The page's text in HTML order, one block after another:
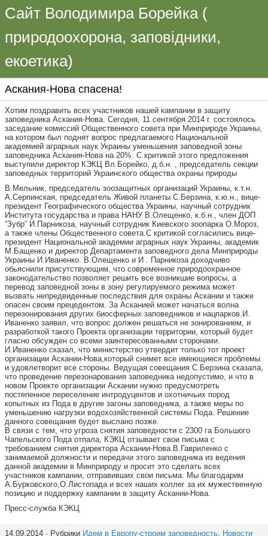
Сайт Володимира Борейка (
природоохорона, заповідники,
екоетика)
Аскания-Нова спасена!
Хотим поздравить всех участников нашей кампании в защиту
заповедника Аскания-Нова. Сегодня, 11 сентября 2014 г. состоялось
заседание комиссий Общественного совета при Минприроде Украины,
на котором был поднят вопрос предлагаемого Национальной
академией аграрных наук Украины уменьшения заповедной зоны
заповедника Аскания-Нова на 20%. С критикой этого предложения
выступили директор КЭКЦ Вл.Борейко, д.б.н. , председатель секции
заповедных территорий Украинского общества охраны природы
В.Мельник, председатель зоозащитных организаций Украины, к.т.н.
А.Серпинская, председатель Живой планеты С.Берзина, к.ю.н., вице-
президент Географического общества Украины, научный сотрудник
Института государства и права НАНУ В.Олещенко, к.б.н., член ДОП
“Зубр” И.Парникоза, научный сотрудник Киевского зоопарка О.Мороз,
а также члены Общественного совета.С критикой согласились вице-
президент Национальной академии аграрных наук Украины, академик
М.Бащенко и директор Департамента заповедного дела Минприроды
Украины И.Иваненко. В.Олещенко и И . Парникоза доходчиво
обьяснили присутствующим, что современное природоохранное
законодательство позволяет решить все возникшие вопросы, а
перевод заповедной зоны в зону регулируемого режима может
вызвать непредвиденные последствия для охраны Аскании и также
опасен своим прецедентом. За Асканией может начаться волна
перезонирования других биосферных заповедников и нацпарков.И.
Иваненко заявил, что вопрос должен решаться не зонированием, и
разработкой такого Проекта организации территории, который будет
гласно обсужден со всеми заинтересованными сторонами.
И.Иваненко сказал, что министерство утвердит только тот проект
организации Аскании-Нова,который снимет все имеющиеся проблемы
и удовлетворит все стороны. Ведущая совещания С.Берзина сказала,
что проведение перезонарования заповедника недопустимо, и что в
новом Проекте организации Аскании нужно предусмотреть
постепенное переселение интродуцентов и охотничьих пород
копытных из Пода в другие загоны заповедника, а также меры по
уменьшению нагрузки водохозяйственной системы Пода. Решение
данного совещания будет выслано позже.
В связи с тем, что угроза снятия заповедности с 2300 га Большого
Чапельского Пода отпала, КЭКЦ отзывает свои письма с
требованием снятия директора Аскании-Нова В.Гавриленко с
занимаемой должности и передачи этого заповедника из ведения
данной академии в Минприроду и просит это сделать всех
участников кампании, отправивших свои письма. Мы благодарим
А.Бурковского,О.Листопада и всех наших коллег за их мужественную
позицию и поддержку кампании в защиту Аскании-Нова.
Пресс-служба КЭКЦ
14.09.2014 · Рубрики Идем в Европу-строим заповедность, Новости